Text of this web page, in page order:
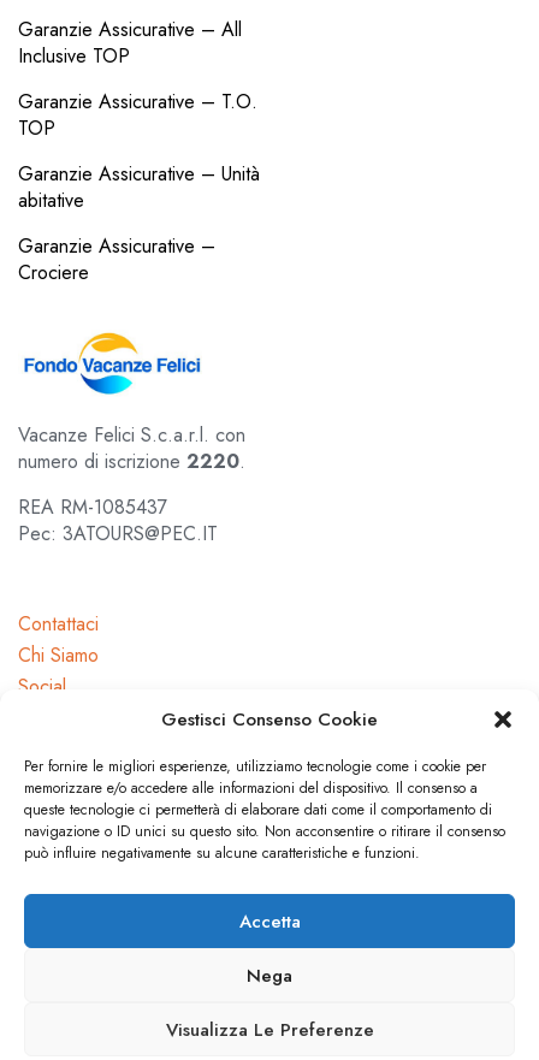
Gestisci Consenso Cookie
Per fornire le migliori esperienze, utilizziamo tecnologie come i cookie per
memorizzare e/o accedere alle informazioni del dispositivo. Il consenso a
queste tecnologie ci permetterà di elaborare dati come il comportamento di
navigazione o ID unici su questo sito. Non acconsentire o ritirare il consenso
può influire negativamente su alcune caratteristiche e funzioni.
Accetta
Nega
Visualizza Le Preferenze
Garanzie Assicurative – All
Inclusive TOP
Garanzie Assicurative – T.O.
TOP
Garanzie Assicurative – Unità
abitative
Garanzie Assicurative –
Crociere
Vacanze Felici S.c.a.r.l. con
numero di iscrizione 2220.
REA RM-1085437
Pec: 3ATOURS@PEC.IT
Contattaci
Chi Siamo
Social
Dicono di noi
Press